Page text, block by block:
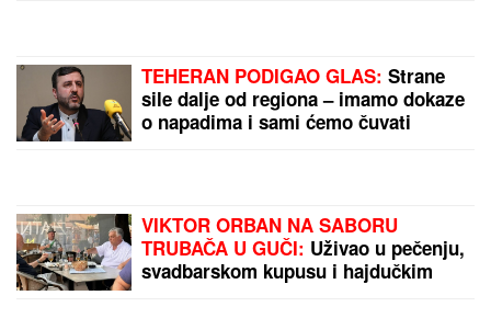
TEHERAN PODIGAO GLAS: Strane
sile dalje od regiona – imamo dokaze
o napadima i sami ćemo čuvati
VIKTOR ORBAN NA SABORU
TRUBAČA U GUČI: Uživao u pečenju,
svadbarskom kupusu i hajdučkim